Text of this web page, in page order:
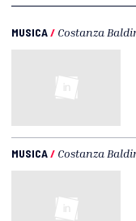
MUSICA/ Costanza
MUSICA/ Costanza